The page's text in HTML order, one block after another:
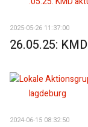
2025-05-26 11:37:00
26.05.25:
2024-06-15 08:32:50